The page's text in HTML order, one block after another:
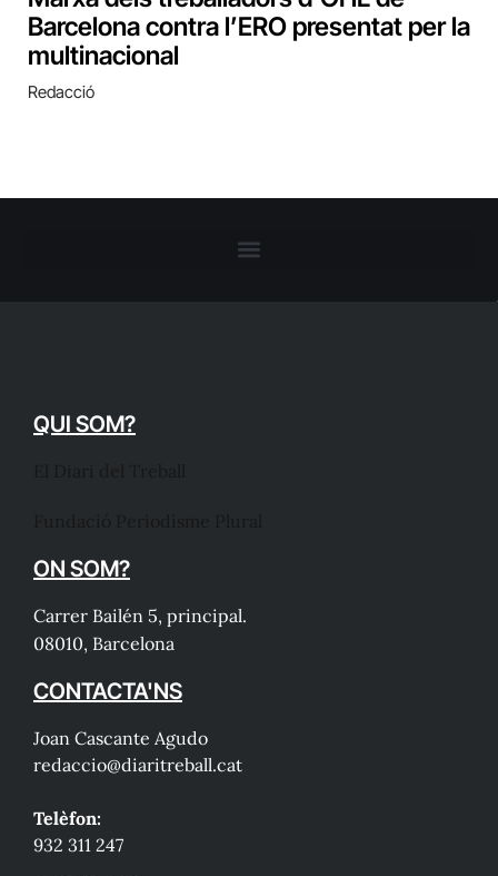
Barcelona contra l’ERO presentat per la
multinacional
Redacció
QUI SOM?
ON SOM?
Carrer Bailén 5, principal.
08010, Barcelona
CONTACTA'NS
Joan Cascante Agudo
redaccio@diaritreball.cat
Telèfon:
932 311 247